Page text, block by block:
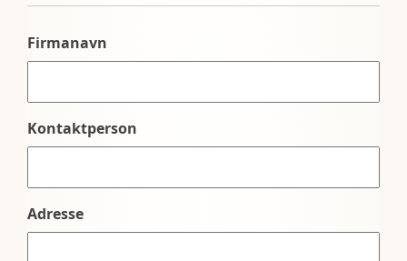
Firmanavn
Kontaktperson
Adresse